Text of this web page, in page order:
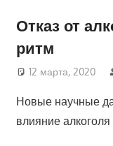
Отказ от
ритм
12 марта, 2020
Новые научные
влияние алкоголя